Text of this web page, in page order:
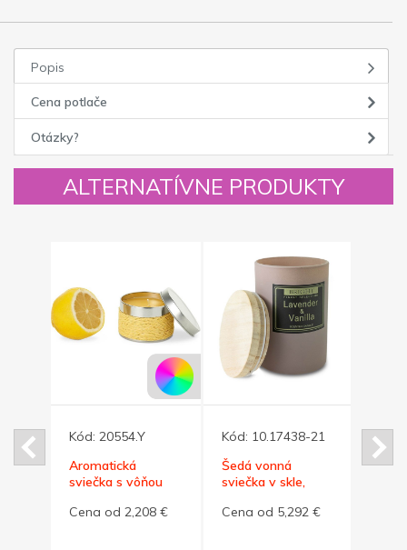
Popis
Cena potlače
Otázky?
ALTERNATÍVNE PRODUKTY
Kód: 20554.Y
Aromatická
sviečka s vôňou
plech.boxe
Cena od 2,208 €
Kód: 10.17438-21
Šedá vonná
sviečka v skle,
Cena od 5,292 €
Kód: